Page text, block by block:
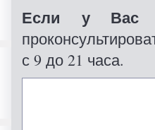
Если у Вас
с 9 до 21 часа.